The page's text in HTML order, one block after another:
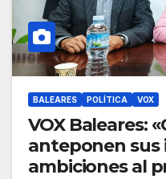
BALEARES POLÍTICA VOX
VOX Baleares:
anteponen sus
ambiciones al